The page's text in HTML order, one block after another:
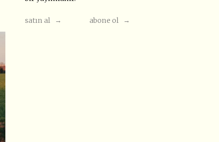
satın al → abone ol →